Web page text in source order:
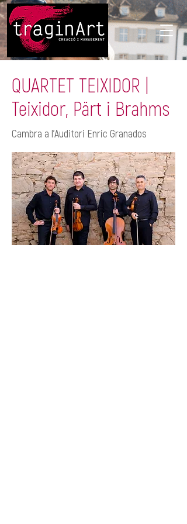
QUARTET TEIXIDOR |
Teixidor, Pärt i Brahms
Cambra a l'Auditori Enric Granados